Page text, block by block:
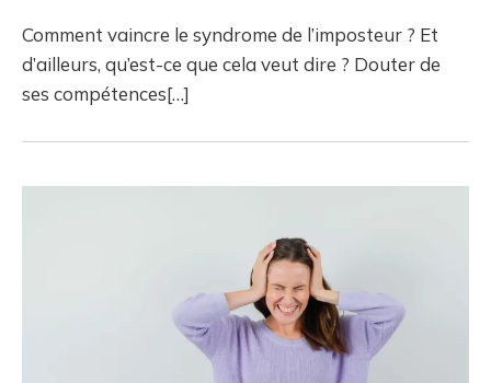
Comment vaincre le syndrome de l’imposteur ? Et
d’ailleurs, qu’est-ce que cela veut dire ? Douter de
ses compétences[…]